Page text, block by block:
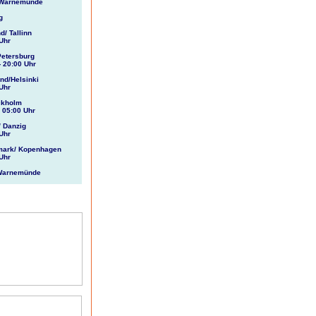
Tallinn
20:00 Uhr
Helsinki
05:00 Uhr
Danzig
Kopenhagen